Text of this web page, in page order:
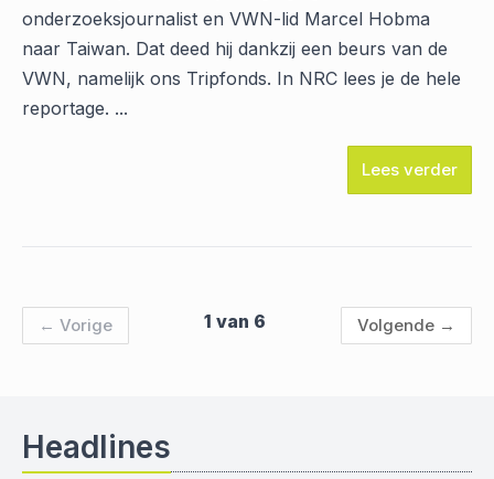
onderzoeksjournalist en VWN-lid Marcel Hobma
naar Taiwan. Dat deed hij dankzij een beurs van de
VWN, namelijk ons Tripfonds. In NRC lees je de hele
reportage. ...
Lees verder
← Vorige 1 van 6 Volgende →
Headlines